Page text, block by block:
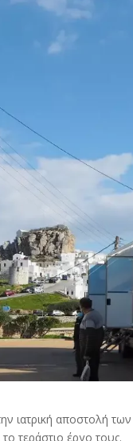
ιατρική αποστολή
τεράστιο έργο τους.